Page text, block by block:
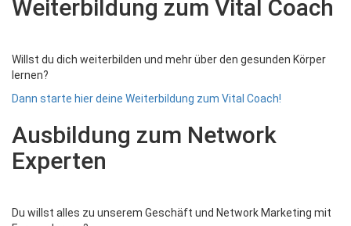
Weiterbildung zum Vital Coach
Willst du dich weiterbilden und mehr über den gesunden Körper
lernen?
Dann starte hier deine Weiterbildung zum Vital Coach!
Ausbildung zum Network
Experten
Du willst alles zu unserem Geschäft und Network Marketing mit